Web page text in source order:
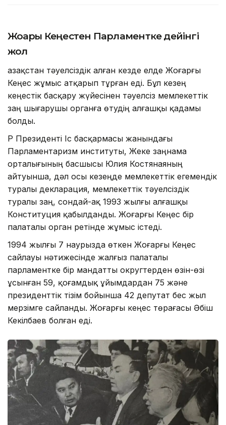
Жоғарғы Кеңестен Парламентке дейінгі
жол
Қазақстан тәуелсіздік алған кезде елде Жоғарғы
Кеңес жұмыс атқарып тұрған еді. Бұл кезең
кеңестік басқару жүйесінен тәуелсіз мемлекеттік
заң шығарушы органға өтудің алғашқы қадамы
болды.
ҚР Президенті Іс басқармасы жанындағы
Парламентаризм институты, Жеке заңнама
орталығының басшысы Юлия Костянаяның
айтуынша, дәл осы кезеңде мемлекеттік егемендік
туралы декларация, мемлекеттік тәуелсіздік
туралы заң, сондай-ақ 1993 жылғы алғашқы
Конституция қабылданды. Жоғарғы Кеңес бір
палаталы орган ретінде жұмыс істеді.
1994 жылғы 7 наурызда өткен Жоғарғы Кеңес
сайлауы нәтижесінде жалғыз палаталы
парламентке бір мандатты округтерден өзін-өзі
ұсынған 59, қоғамдық ұйымдардан 75 және
президенттік тізім бойынша 42 депутат бес жыл
мерзімге сайланды. Жоғарғы кеңес төрағасы Әбіш
Кекілбаев болған еді.